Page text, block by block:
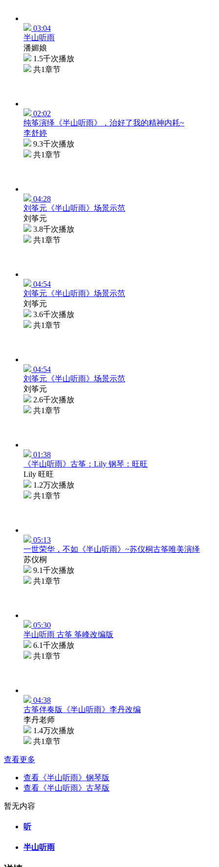
03:04
半山听雨
潘媚娘
1.5千次播放
共1章节
02:02
纯筝演绎《半山听雨》，治好了我的精神内耗~
李舒婷
9.3千次播放
共1章节
04:28
刘筝元《半山听雨》场景示范
刘筝元
3.8千次播放
共1章节
04:54
刘筝元《半山听雨》场景示范
刘筝元
3.6千次播放
共1章节
04:54
刘筝元《半山听雨》场景示范
刘筝元
2.6千次播放
共1章节
01:38
《半山听雨》古筝：Lily 钢琴：旺旺
Lily 旺旺
1.2万次播放
共1章节
05:13
一世荣华，不如《半山听雨》~苏仪桐古筝唯美演绎
苏仪桐
9.1千次播放
共1章节
05:30
半山听雨 古筝 筝峰改编版
6.1千次播放
共1章节
04:38
古筝伴奏版《半山听雨》李丹改编
李丹老师
1.4万次播放
共1章节
查看更多
查看《半山听雨》钢琴版
查看《半山听雨》古琴版
暂无内容
听
半山听雨